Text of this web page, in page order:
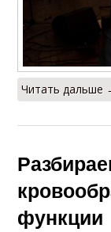
Читать дальше
функции